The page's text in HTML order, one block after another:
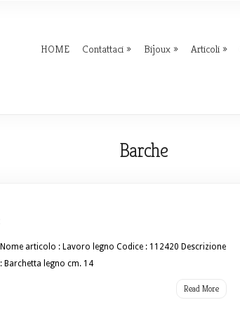
HOME Contattaci Bijoux Articoli
Barche
Nome articolo : Lavoro legno Codice : 112420 Descrizione
: Barchetta legno cm. 14
Read More